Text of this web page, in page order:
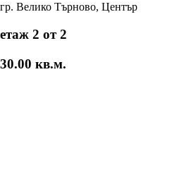
гр. Велико Търново, Център
етаж 2 от 2
30.00 кв.м.